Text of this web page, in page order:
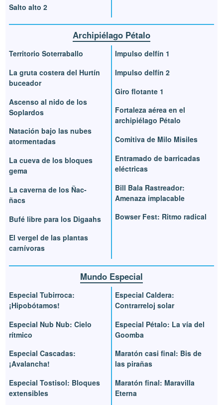
Salto alto 2
Archipiélago Pétalo
Territorio Soterraballo
La gruta costera del Hurtín
buceador
Ascenso al nido de los
Soplardos
Natación bajo las nubes
atormentadas
La cueva de los bloques
gema
La caverna de los Ñac-
ñacs
Bufé libre para los Digaahs
El vergel de las plantas
carnívoras
Impulso delfín 1
Impulso delfín 2
Giro flotante 1
Fortaleza aérea en el
archipiélago Pétalo
Comitiva de Milo Misiles
Entramado de barricadas
eléctricas
Bill Bala Rastreador:
Amenaza implacable
Bowser Fest: Ritmo radical
Mundo Especial
Especial Tubirroca:
¡Hipobótamos!
Especial Nub Nub: Cielo
rítmico
Especial Cascadas:
¡Avalancha!
Especial Tostisol: Bloques
extensibles
Especial Caldera:
Contrarreloj solar
Especial Pétalo: La vía del
Goomba
Maratón casi final: Bis de
las pirañas
Maratón final: Maravilla
Eterna